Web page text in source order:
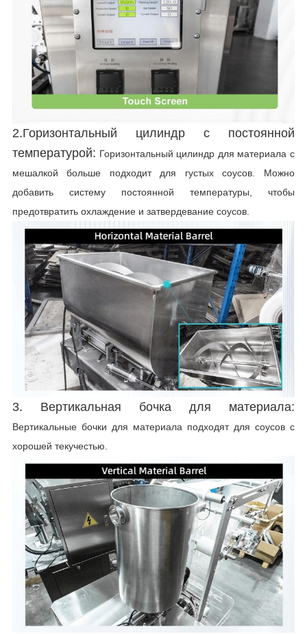
2.Горизонтальный цилиндр с постоянной
температурой: Горизонтальный цилиндр для материала с
мешалкой больше подходит для густых соусов. Можно
добавить систему постоянной температуры, чтобы
предотвратить охлаждение и затвердевание соусов.
3. Вертикальная бочка для материала:
Вертикальные бочки для материала подходят для соусов с
хорошей текучестью.